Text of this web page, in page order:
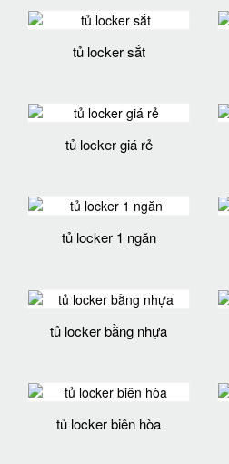
tủ locker sắt
tủ locker giá rẻ
tủ locker 1 ngăn
tủ locker bằng nhựa
tủ locker biên hòa